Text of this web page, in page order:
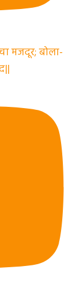
मजदूर; बोला-